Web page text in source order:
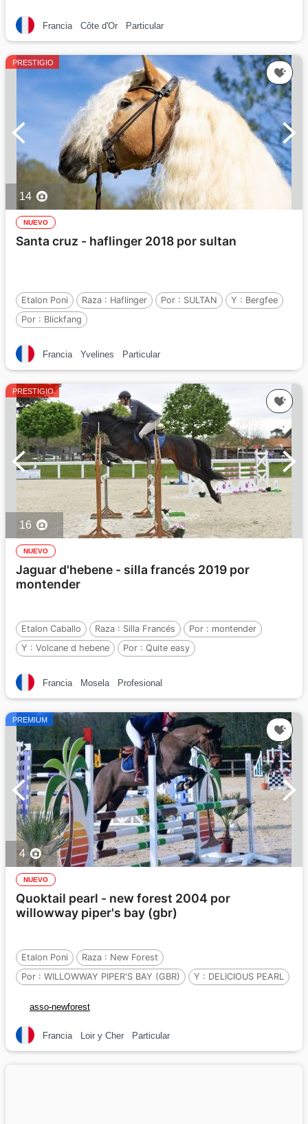
Francia
Côte d'Or Particular
PRESTIGIO
14
NUEVO
Santa cruz - haflinger 2018 por sultan
Etalon Poni Raza : Haflinger Por : SULTAN Y : Bergfee
Por : Blickfang
Francia Yvelines Particular
PRESTIGIO
16
NUEVO
Jaguar d'hebene - silla francés 2019 por
montender
Etalon Caballo Raza : Silla Francés Por : montender
Y : Volcane d hebene Por : Quite easy
Francia Mosela Profesional
PREMIUM
4
NUEVO
Quoktail pearl - new forest 2004 por
willowway piper's bay (gbr)
Etalon Poni Raza : New Forest
Por : WILLOWWAY PIPER'S BAY (GBR) Y : DELICIOUS PEARL
asso-newforest
Francia Loir y Cher Particular